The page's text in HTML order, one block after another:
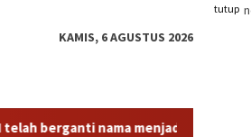
tutup
KAMIS, 6 AGUSTUS 2026
berganti nama menjadi